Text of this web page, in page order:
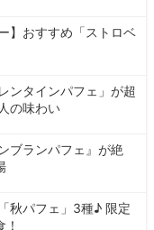
】おすすめ「ストロベ
ンタインパフェ」が超
の味わい
ブランパフェ』が絶
秋パフェ」3種♪ 限定